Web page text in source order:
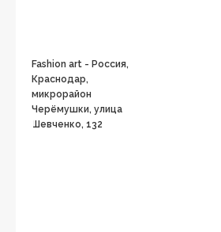
Fashion art - Россия,
Краснодар,
микрорайон
Черёмушки, улица
Шевченко, 132